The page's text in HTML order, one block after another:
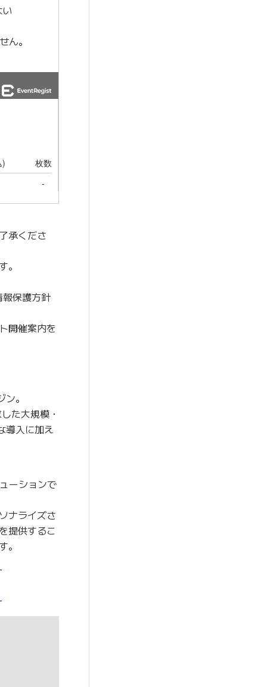
ん。
承くださ
保護方針
開催案内を
。
た大規模・
導入に加え
ーションで
ナライズさ
提供するこ
。